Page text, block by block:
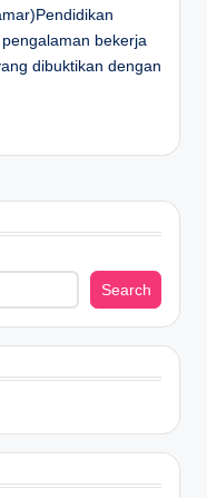
bekerja
dibuktikan dengan
Search